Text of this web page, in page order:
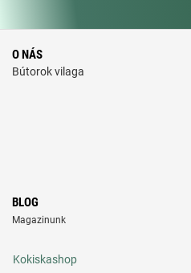
O NÁS
Bútorok vilaga
BLOG
Magazinunk
Kokiskashop